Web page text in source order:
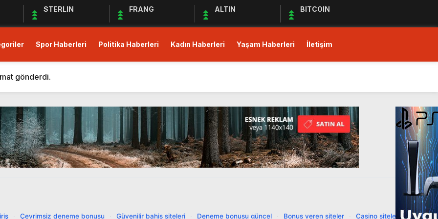
STERLIN FRANG ALTIN BITCOIN
Spor Haberleri Politika Haberleri Kadın Haberleri Yaşam Haberleri İletişim
Eden Bergüzar Korel, Dayanışmanın Önemine Vurgu Yaptı!
kısıtlı!
gönderdi.
Deprem Bölgesindeki Yardım Çalışmalarına Devam Ediyor
Devam Ediyor
Birliği Sağlanamadı, Piyasalar Tedirgin
Yağış, Trafiği Durma Noktasına Getirdi
Açık Mikrofon’a Konuk Olacak
Öncesi Erişimi Engelledi
Çevrimsiz deneme bonusu Güvenilir bahis siteleri Deneme bonusu güncel Bonus veren siteler Casino siteleri
·